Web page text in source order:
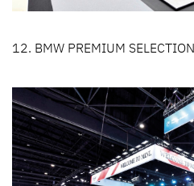
12. BMW PREMIUM SELECTION